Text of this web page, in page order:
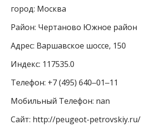
город: Москва
Район: Чертаново Южное район
Адрес: Варшавское шоссе, 150
Индекс: 117535.0
Телефон: +7 (495) 640‒01‒11
Мобильный Телефон: nan
Сайт: http://peugeot-petrovskiy.ru/